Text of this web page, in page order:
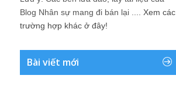
Blog Nhân sự mang đi bán lại .... Xem các
trường hợp khác ở đây!
Bài viết mới